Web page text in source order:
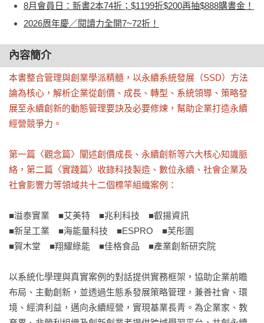
8月會員日：新書2本74折；$1199折$200再抽$888購書金！
2026周年慶／閱讀力全開7~72折！
內容簡介
本書整合管理與創業學派精髓，以永續系統發展（SSD）方法
論為核心，解析企業從創價、成長、轉型、系統領導、策略發
展至永續創新的動態管理要訣及必要修煉，幫助企業打造永續
經營競爭力。
第一篇〈觀念篇〉闡述創價成長、永續創新等六大核心知識脈
絡，第二篇〈實踐篇〉收錄科技製造、數位永續、社會企業及
社會影響力等領域共十二個標竿組織案例：
■溢泰實業　■艾美特　■兆利科技　■叡揚資訊
■新呈工業　■海能量科技　■ESPRO　■芙彤園
■賀木堂　■翔耀綠能　■佳格食品　■產業創新研究院
以系統化學理與真實案例的對話提供實務框架，協助企業前瞻
布局、主動創新，並透過生態系發展策略管理，兼善社會、環
境、經濟利益，邁向永續經營，實現基業長青。為企業家、教